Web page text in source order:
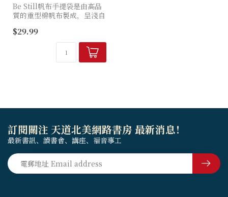
Be Still帆布手提袋是由高品
質的重型棉帆布製成，呈淺自
加寬的側袋。全彩沿海設計將
以其沙色的貝殼和海星圖案在
藍綠色背景上讓您進入海...
$29.99
訂閱關注 天道北美網路書房 最新消息！
最新書訊、讀書會、講座、福音事工